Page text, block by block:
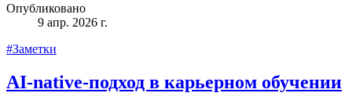
Опубликовано
9 апр. 2026 г.
#Заметки
AI-native-подход в карьерном обучении